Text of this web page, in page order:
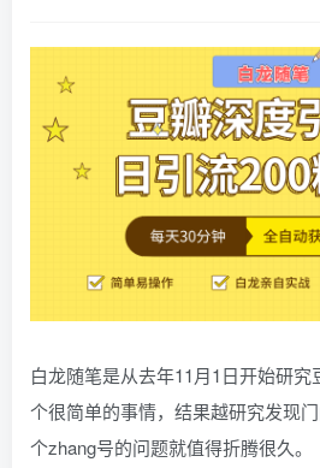
白龙随笔是从去年11月1日开始研
个很简单的事情，结果越研究发现
个zhang号的问题就值得折腾很久。